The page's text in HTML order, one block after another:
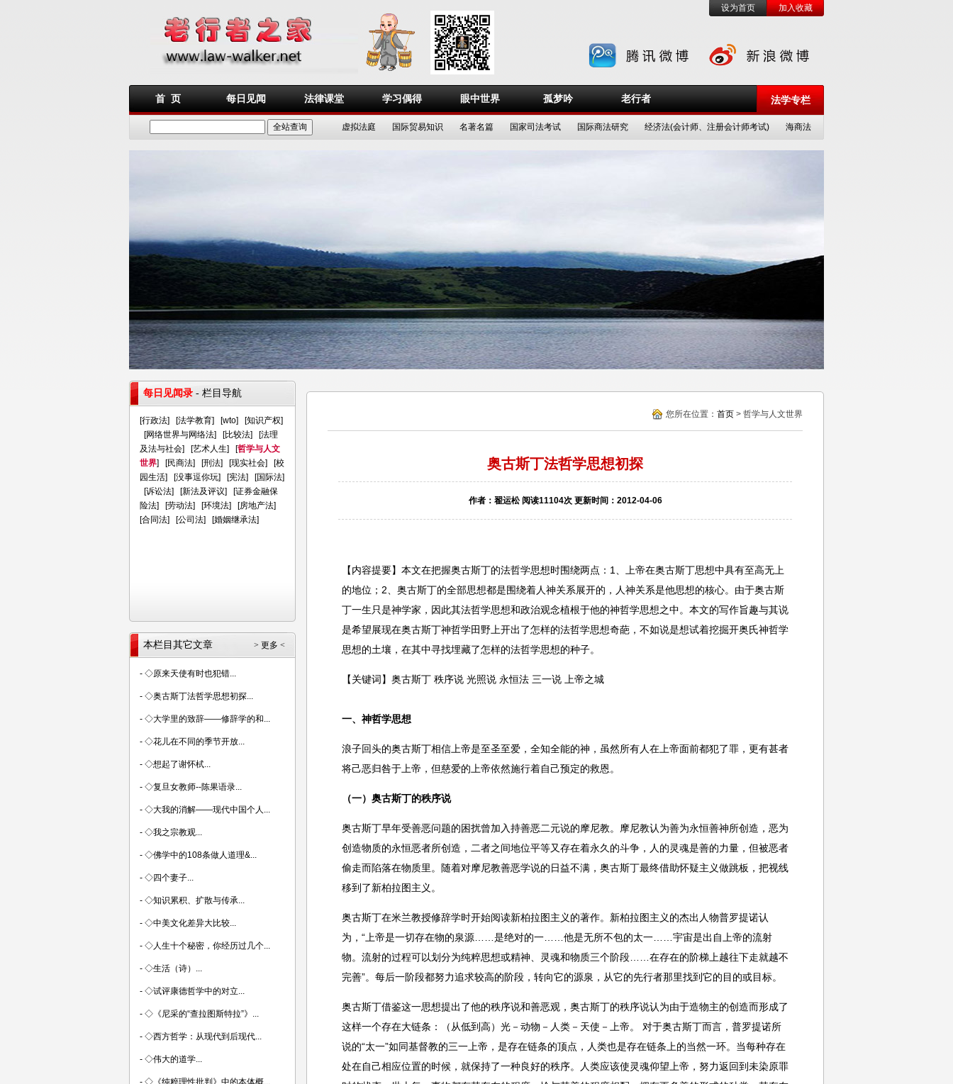
设为首页 加入收藏
首 页 每日见闻 法律课堂 学习偶得 眼中世界 孤梦吟 老行者 法学专栏
虚拟法庭 国际贸易知识 名著名篇 国家司法考试 国际商法研究 经济法(会计师、注册会计师考试) 海商法
您所在位置： 首页 > 哲学与人文世界
奥古斯丁法哲学思想初探
作者：翟运松 阅读11104次 更新时间：2012-04-06
【内容提要】本文在把握奥古斯丁的法哲学思想时围绕两点：1、上帝在奥古斯丁思想中具有至高无上
的地位；2、奥古斯丁的全部思想都是围绕着人神关系展开的，人神关系是他思想的核心。由于奥古斯
丁一生只是神学家，因此其法哲学思想和政治观念植根于他的神哲学思想之中。本文的写作旨趣与其说
是希望展现在奥古斯丁神哲学田野上开出了怎样的法哲学思想奇葩，不如说是想试着挖掘开奥氏神哲学
思想的土壤，在其中寻找埋藏了怎样的法哲学思想的种子。
【关键词】奥古斯丁 秩序说 光照说 永恒法 三一说 上帝之城
一、神哲学思想
浪子回头的奥古斯丁相信上帝是至圣至爱，全知全能的神，虽然所有人在上帝面前都犯了罪，更有甚者
将己恶归咎于上帝，但慈爱的上帝依然施行着自己预定的救恩。
（一）奥古斯丁的秩序说
奥古斯丁早年受善恶问题的困扰曾加入持善恶二元说的摩尼教。摩尼教认为善为永恒善神所创造，恶为
创造物质的永恒恶者所创造，二者之间地位平等又存在着永久的斗争，人的灵魂是善的力量，但被恶者
偷走而陷落在物质里。随着对摩尼教善恶学说的日益不满，奥古斯丁最终借助怀疑主义做跳板，把视线
移到了新柏拉图主义。
奥古斯丁在米兰教授修辞学时开始阅读新柏拉图主义的著作。新柏拉图主义的杰出人物普罗提诺认
为，“上帝是一切存在物的泉源……是绝对的一……他是无所不包的太一……宇宙是出自上帝的流射
物。流射的过程可以划分为纯粹思想或精神、灵魂和物质三个阶段……在存在的阶梯上越往下走就越不
完善”。每后一阶段都努力追求较高的阶段，转向它的源泉，从它的先行者那里找到它的目的或目标。
奥古斯丁借鉴这一思想提出了他的秩序说和善恶观，奥古斯丁的秩序说认为由于造物主的创造而形成了
这样一个存在大链条：（从低到高）光－动物－人类－天使－上帝。 对于奥古斯丁而言，普罗提诺所
说的“太一”如同基督教的三一上帝，是存在链条的顶点，人类也是存在链条上的当然一环。当每种存在
处在自己相应位置的时候，就保持了一种良好的秩序。人类应该使灵魂仰望上帝，努力返回到未染原罪
每日见闻录 - 栏目导航
[行政法] [法学教育] [wto] [知识产权]
[网络世界与网络法] [比较法] [法理
及法与社会] [艺术人生] [哲学与人文
世界] [民商法] [刑法] [现实社会] [校
园生活] [没事逗你玩] [宪法] [国际法]
[诉讼法] [新法及评议] [证券金融保
险法] [劳动法] [环境法] [房地产法]
[合同法] [公司法] [婚姻继承法]
> 更多 <
本栏目其它文章
- ◇原来天使有时也犯错...
- ◇奥古斯丁法哲学思想初探...
- ◇大学里的致辞——修辞学的和...
- ◇花儿在不同的季节开放...
- ◇想起了谢怀栻...
- ◇复旦女教师--陈果语录...
- ◇大我的消解——现代中国个人...
- ◇我之宗教观...
- ◇佛学中的108条做人道理&...
- ◇四个妻子...
- ◇知识累积、扩散与传承...
- ◇中美文化差异大比较...
- ◇人生十个秘密，你经历过几个...
- ◇生活（诗）...
- ◇试评康德哲学中的对立...
- ◇《尼采的“查拉图斯特拉”》...
- ◇西方哲学：从现代到后现代...
- ◇伟大的道学...
- ◇《纯粹理性批判》中的本体概...